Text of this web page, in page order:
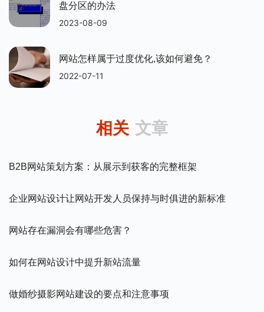
盘分区的办法
2023-08-09
网站怎样属于过度优化,该如何避免？
2022-07-11
相关 文章
B2B网站策划方案：从展示到获客的完整框架
企业网站设计让网站开发人员保持与时俱进的新标准
网站存在漏洞会有哪些危害？
如何在网站设计中提升新站流量
做婚纱摄影网站建设的要点和注意事项